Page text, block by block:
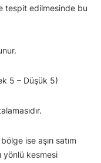
tespit edilmesinde bu
5 – Düşük 5)
ise aşırı satım
yönlü kesmesi